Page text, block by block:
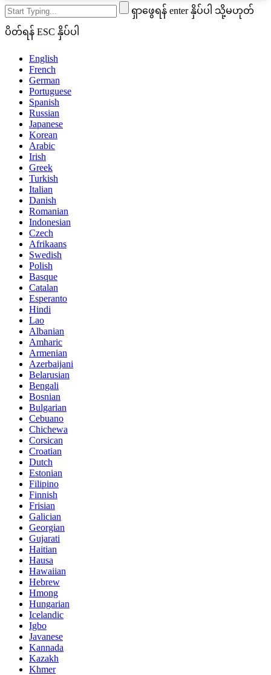
ရှာဖွေရန် enter နှိပ်ပါ သို့မဟုတ်
ပိတ်ရန် ESC နှိပ်ပါ
English
French
German
Portuguese
Spanish
Russian
Japanese
Korean
Arabic
Irish
Greek
Turkish
Italian
Danish
Romanian
Indonesian
Czech
Afrikaans
Swedish
Polish
Basque
Catalan
Esperanto
Hindi
Lao
Albanian
Amharic
Armenian
Azerbaijani
Belarusian
Bengali
Bosnian
Bulgarian
Cebuano
Chichewa
Corsican
Croatian
Dutch
Estonian
Filipino
Finnish
Frisian
Galician
Georgian
Gujarati
Haitian
Hausa
Hawaiian
Hebrew
Hmong
Hungarian
Icelandic
Igbo
Javanese
Kannada
Kazakh
Khmer